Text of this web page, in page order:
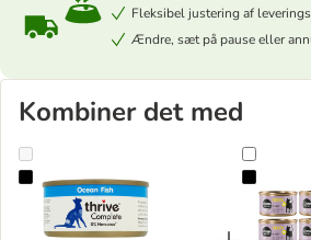
Fleksibel justering af
Ændre, sæt på pause eller
Kombiner det med
Økonomipakke Thrive Complete 24 x 75 g